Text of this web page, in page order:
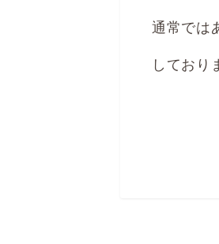
通常では
しており